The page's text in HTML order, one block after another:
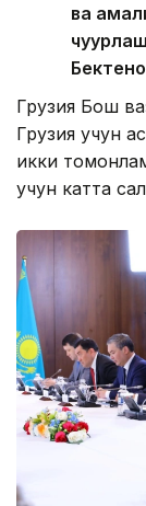
ва
Грузия Бош
Грузия учун
икки
учун катта